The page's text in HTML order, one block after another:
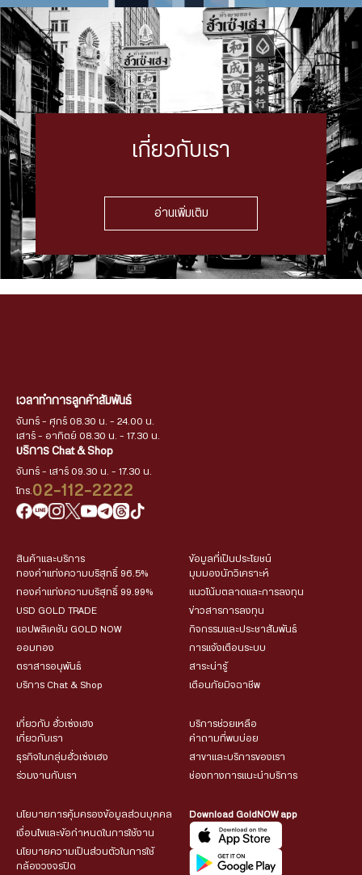
เกี่ยวกับเรา
อ่านเพิ่มเติม
เวลาทำการลูกค้าสัมพันธ์
จันทร์ - ศุกร์ 08.30 น. - 24.00 น.
เสาร์ - อาทิตย์ 08.30 น. - 17.30 น.
บริการ Chat & Shop
จันทร์ - เสาร์ 09.30 น. - 17.30 น.
โทร. 02-112-2222
สินค้าและบริการ
ทองคำแท่งความบริสุทธิ์ 96.5%
ทองคำแท่งความบริสุทธิ์ 99.99%
USD GOLD TRADE
แอปพลิเคชัน GOLD NOW
ออมทอง
ตราสารอนุพันธ์
บริการ Chat & Shop
ข้อมูลที่เป็นประโยชน์
มุมมองนักวิเคราะห์
แนวโน้มตลาดและการลงทุน
ข่าวสารการลงทุน
กิจกรรมและประชาสัมพันธ์
การแจ้งเตือนระบบ
สาระน่ารู้
เตือนภัยมิจฉาชีพ
เกี่ยวกับ ฮั่วเซ่งเฮง
เกี่ยวกับเรา
ธุรกิจในกลุ่มฮั่วเซ่งเฮง
ร่วมงานกับเรา
บริการช่วยเหลือ
คำถามที่พบบ่อย
สาขาและบริการของเรา
ช่องทางการแนะนำบริการ
นโยบายการคุ้มครองข้อมูลส่วนบุคคล
เงื่อนไขและข้อกำหนดในการใช้งาน
นโยบายความเป็นส่วนตัวในการใช้
กล้องวงจรปิด
Download GoldNOW app